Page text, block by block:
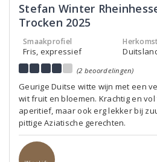
Stefan Winter
Trocken 2025
Smaakprofiel
Fris, expressief
Herkomst
(2 beoordelingen)
Geurige Duitse witte wijn met een
wit fruit en bloemen. Krachtig en
aperitief, maar ook erg lekker bij
pittige Aziatische gerechten.